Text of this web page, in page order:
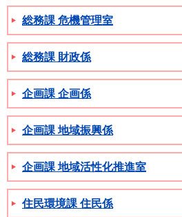
総務課 危機管理室
総務課 財政係
企画課 企画係
企画課 地域振興係
企画課 地域活性化推進室
住民環境課 住民係